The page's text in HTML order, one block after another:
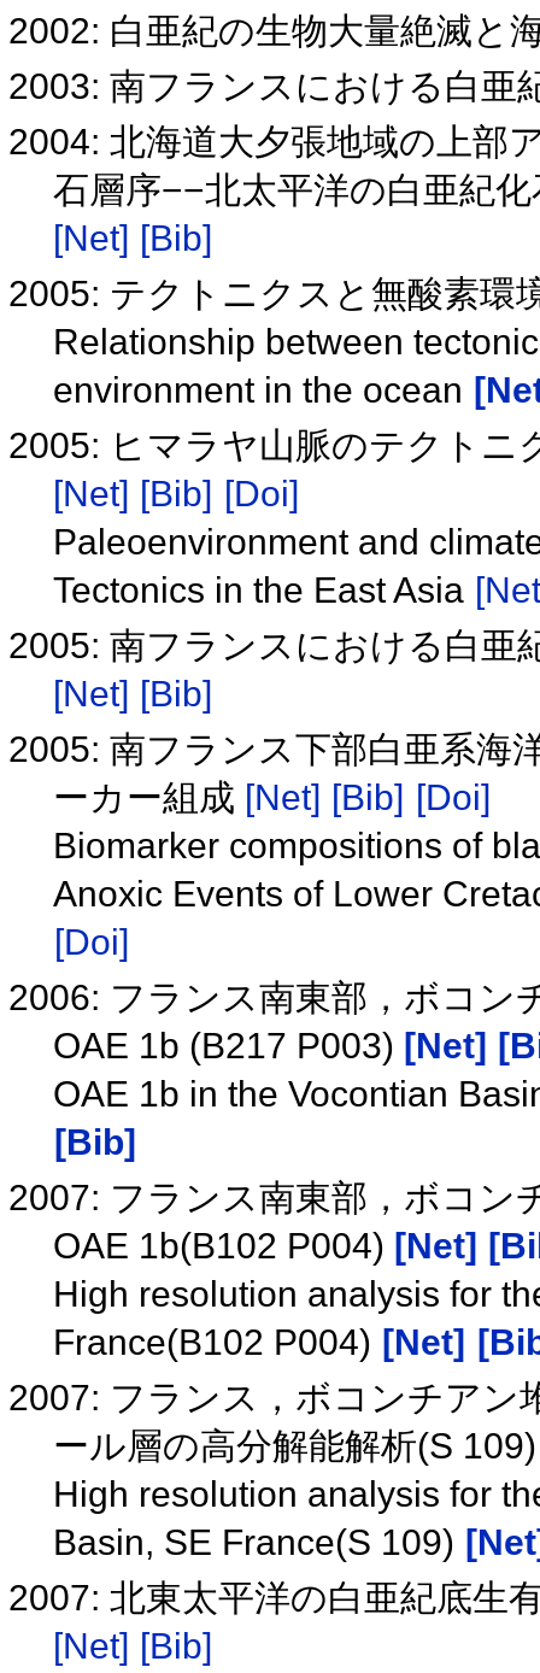
2002: 白亜紀の生物大量絶滅と
2003: 南フランスにおける白亜
2004: 北海道大夕張地域の上部
石層序−−北太平洋の白亜紀
[Net] [Bib]
2005: テクトニクスと無酸素環
Relationship between
environment in the ocean
2005: ヒマラヤ山脈のテクトニ
[Net] [Bib] [Doi]
Paleoenvironment and
Tectonics in the East Asia
2005: 南フランスにおける白亜
[Net] [Bib]
2005: 南フランス下部白亜系海
ーカー組成 [Net] [Bib] [Doi]
Biomarker compositions of
Anoxic Events of Lower
[Doi]
2006: フランス南東部，ボコン
OAE 1b (B217 P003) [Net]
OAE 1b in the Vocontian
[Bib]
2007: フランス南東部，ボコン
OAE 1b(B102 P004) [Net]
High resolution analysis for
France(B102 P004) [Net]
2007: フランス，ボコンチアン
ール層の高分解能解析(S
High resolution analysis for
Basin, SE France(S 109)
2007: 北東太平洋の白亜紀底生
[Net] [Bib]